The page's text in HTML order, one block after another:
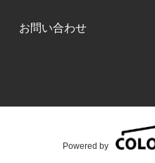
お問い合わせ
Powered by